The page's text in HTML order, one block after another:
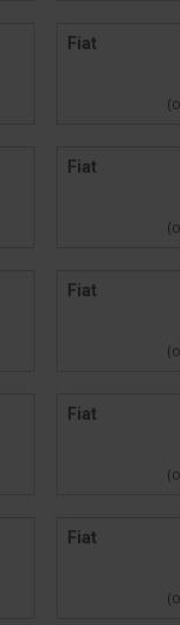
Fiat
Fiat
Fiat
Fiat
Fiat